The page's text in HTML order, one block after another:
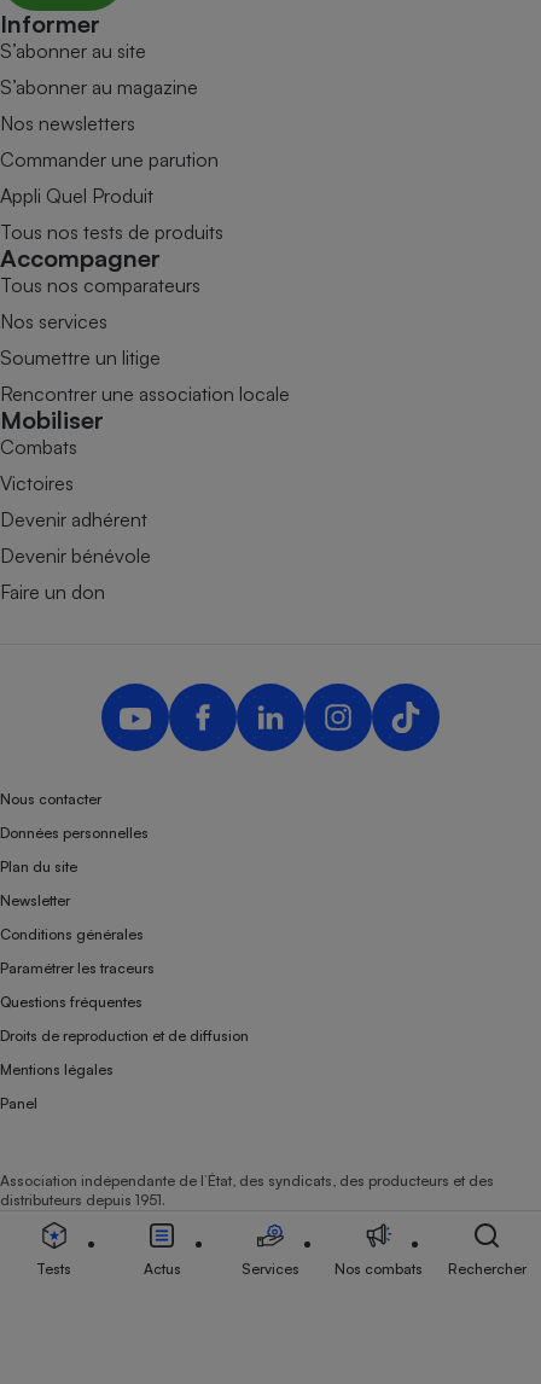
Informer
S’abonner au site
S’abonner au magazine
Nos newsletters
Commander une parution
Appli Quel Produit
Tous nos tests de produits
Accompagner
Tous nos comparateurs
Nos services
Soumettre un litige
Rencontrer une association locale
Mobiliser
Combats
Victoires
Devenir adhérent
Devenir bénévole
Faire un don
Nous contacter
Données personnelles
Plan du site
Newsletter
Conditions générales
Paramétrer les traceurs
Questions fréquentes
Droits de reproduction et de diffusion
Mentions légales
Panel
Association indépendante de l’État, des syndicats, des producteurs et des
distributeurs depuis 1951.
Tests Actus Services Nos combats Rechercher